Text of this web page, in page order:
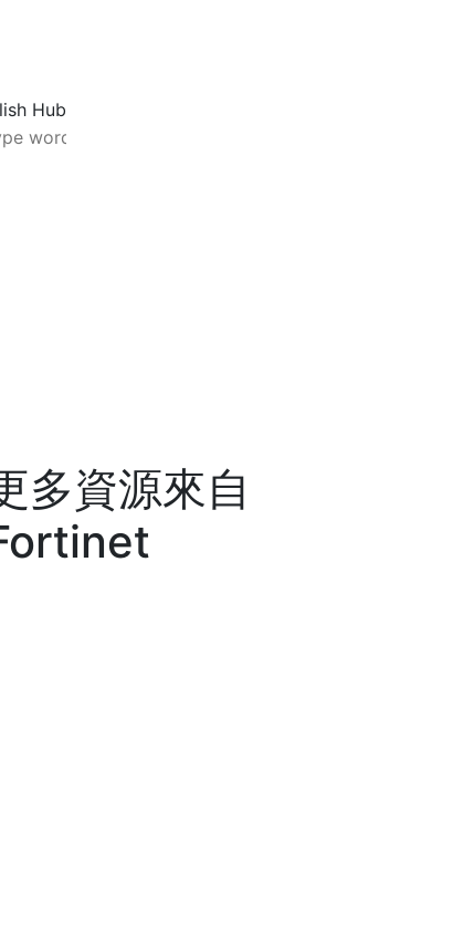
多資源來自